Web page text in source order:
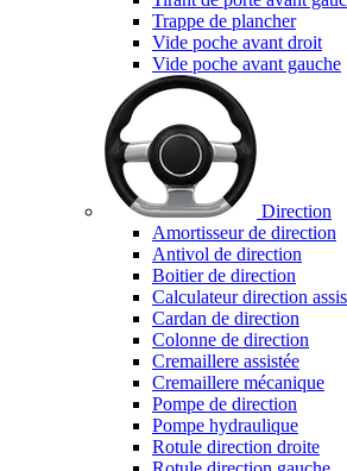
Trappe de plancher
Vide poche avant droit
Vide poche avant gauche
Direction
Amortisseur de direction
Antivol de direction
Boitier de direction
Calculateur direction
Cardan de direction
Colonne de direction
Cremaillere assistée
Cremaillere mécanique
Pompe de direction
Pompe hydraulique
Rotule direction droite